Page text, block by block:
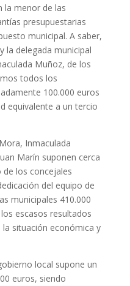
la menor de las
presupuestarias
municipal. A saber,
la delegada municipal
Muñoz, de los
todos los
100.000 euros
equivalente a un tercio
Inmaculada
Marín suponen cerca
de los concejales
del equipo de
municipales 410.000
escasos resultados
situación económica y
local supone un
euros, siendo